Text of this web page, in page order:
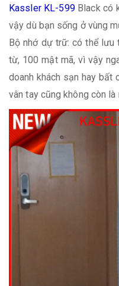
Kassler KL-599Black có
vậy dù bạn sống ở vùng
Bộ nhớ dự trữ: có thể lưu
từ, 100 mật mã, vì vậy
doanh khách sạn hay bất
vân tay cũng không còn là